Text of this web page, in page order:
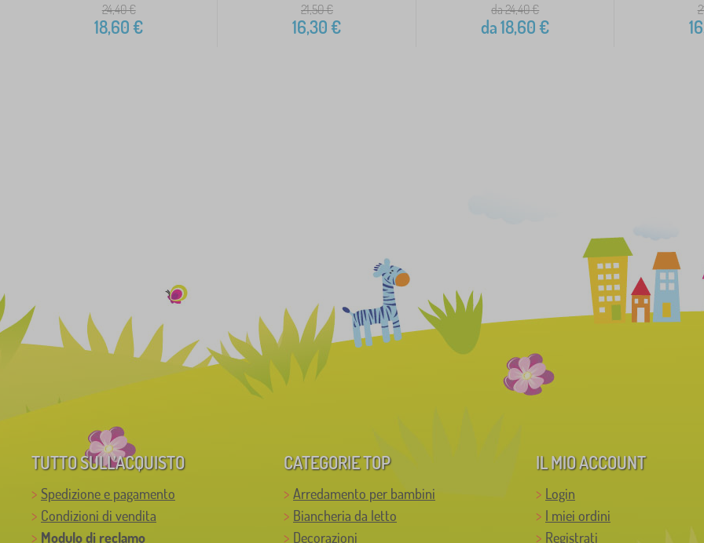
24,40€
18,60€
21,50€
16,30€
da 24,40€
da18,60€
TUTTO SULL’ACQUISTO
Spedizione e pagamento
Condizioni di vendita
Modulo di reclamo
CATEGORIE TOP
Arredamento per bambini
Biancheria da letto
Decorazioni
IL MIO ACCOUNT
Login
I miei ordini
Registrati